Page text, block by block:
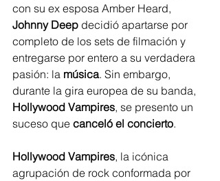
con su ex esposa Amber Heard,
Johnny Deep decidió apartarse por
completo de los sets de filmación y
entregarse por entero a su verdadera
pasión: la música. Sin embargo,
durante la gira europea de su banda,
Hollywood Vampires, se presento un
suceso que canceló el concierto.
Hollywood Vampires, la icónica
agrupación de rock conformada por